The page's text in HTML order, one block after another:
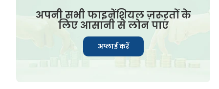
अपनी सभी फाइनेंशियल ज़रूरतों के
लिए आसानी से लोन पाएं
अप्लाई करें